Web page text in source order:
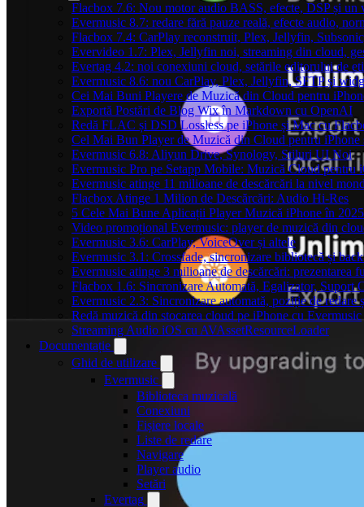
Flacbox 7.6: Nou motor audio BASS, efecte, DSP și un
Evermusic 8.7: redare fără pauze reală, efecte audio,
Flacbox 7.4: CarPlay reconstruit, Plex, Jellyfin,
Evervideo 1.7: Plex, Jellyfin noi, streaming din cloud,
Evertag 4.2: noi conexiuni cloud, setările editorului de
Evermusic 8.6: nou CarPlay, Plex, Jellyfin, SFTP și
Cei Mai Buni Playere de Muzică din Cloud pentru
Exportă Postări de Blog Wix în Markdown cu OpenAI
Redă FLAC și DSD Lossless pe iPhone și Mac cu
Cel Mai Bun Player de Muzică din Cloud pentru iPhone
Evermusic 6.8: Aliyun Drive, Synology, Stiluri UI Noi
Evermusic Pro pe Setapp Mobile: Muzică Cloud pentru
Evermusic atinge 11 milioane de descărcări la nivel
Flacbox Atinge 1 Milion de Descărcări: Audio Hi-Res
5 Cele Mai Bune Aplicații Player Muzică iPhone în 2025
Video promoțional Evermusic: player de muzică din
Evermusic 3.6: CarPlay, VoiceOver și altele
Evermusic 3.1: Crossfade, sincronizare bibliotecă și
Evermusic atinge 3 milioane de descărcări: prezentarea
Flacbox 1.6: Sincronizare Automată, Egalizator, Suport
Evermusic 2.3: Sincronizare automată, poziție de redare
Redă muzică din stocarea cloud pe iPhone cu Evermusic
Streaming Audio iOS cu AVAssetResourceLoader
Documentație
Ghid de utilizare
Evermusic
Biblioteca muzicală
Conexiuni
Fișiere locale
Liste de redare
Navigare
Player audio
Setări
Evertag